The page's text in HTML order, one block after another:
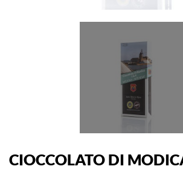
CIOCCOLATO DI